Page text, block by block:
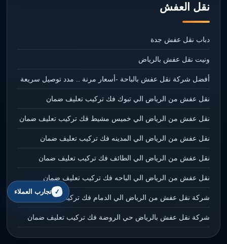
نقل العفش
دباب نقل عفش جدة
ونيت نقل عفش بالرياض
أفضل شركة نقل عفش بالباحة -أسعار مرنة .. مدد توصيل سريعة
نقل عفش من الرياض الي تبوك فك تركيب تعليف ضمان
نقل عفش من الرياض الي خميس مشيط فك تركيب تعليف ضمان
نقل عفش من الرياض الي المدينه فك تركيب تعليف ضمان
نقل عفش من الرياض الي الطائف فك تركيب تعليف ضمان
نقل عفش من الرياض الي الباحه فك تركيب تعليف ضمان
شركة نقل عفش من الرياض الي الدمام فك تركيب تعليف ضمان
شركة نقل عفش بالرياض حي الروضة فك تركيب تعليف ضمان
تجارب العملاء